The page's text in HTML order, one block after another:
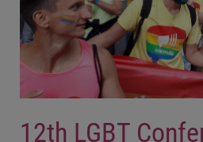
12th LGBT